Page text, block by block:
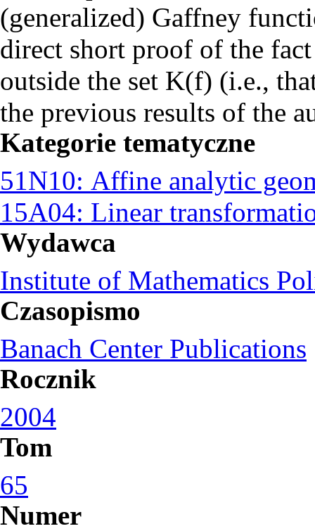
(generalized) Gaffney
direct short proof of the
outside the set K(f) (i.e.,
the previous results of the
Kategorie tematyczne
51N10: Affine analytic
15A04: Linear
Wydawca
Institute of Mathematics
Czasopismo
Banach Center Publications
Rocznik
2004
Tom
65
Numer